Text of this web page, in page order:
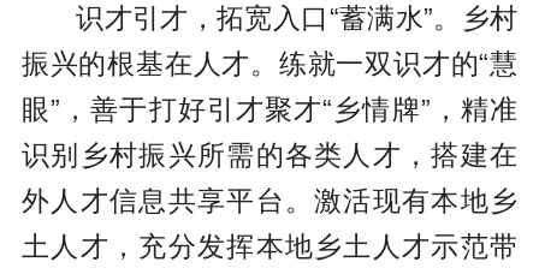
识才引才，拓宽入口“蓄满水”。乡村
振兴的根基在人才。练就一双识才的“慧
眼”，善于打好引才聚才“乡情牌”，精准
识别乡村振兴所需的各类人才，搭建在
外人才信息共享平台。激活现有本地乡
土人才，充分发挥本地乡土人才示范带